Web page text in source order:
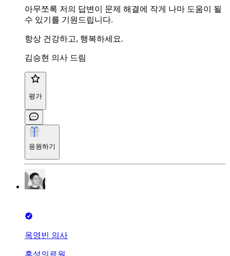
아무쪼록 저의 답변이 문제 해결에 작게 나마 도움이 될
수 있기를 기원드립니다.
항상 건강하고, 행복하세요.
김승현 의사 드림
평가
응원하기
옥영빈 의사